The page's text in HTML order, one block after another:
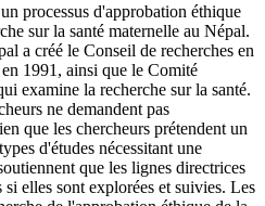
processus d'approbation éthique
sur la santé maternelle au Népal.
a créé le Conseil de recherches en
1991, ainsi que le Comité
examine la recherche sur la santé.
ne demandent pas
que les chercheurs prétendent un
d'études nécessitant une
que les lignes directrices
elles sont explorées et suivies. Les